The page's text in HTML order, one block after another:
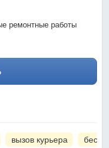
ремонтные работы
вызов курьера